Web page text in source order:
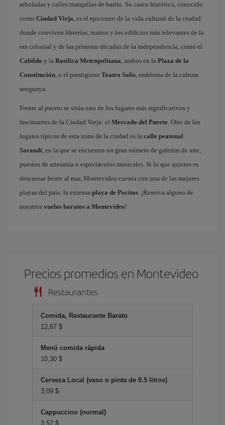
arboladas y calles tranquilas de barrio. Su casco histórico, conocido
como Ciudad Vieja, es el epicentro de la vida cultural de la ciudad
donde conviven librerías, teatros y los edificios más relevantes de la
era colonial y de las primeras décadas de la independencia, como el
Cabildo y la Basílica Metropolitana, ambos en la Plaza de la
Constitución, o el prestigioso Teatro Solís, emblema de la cultura
uruguaya.
Frente al puerto se sitúa uno de los lugares más significativos y
fascinantes de la Ciudad Vieja: el Mercado del Puerto. Otro de los
lugares típicos de esta zona de la ciudad es la calle peatonal
Sarandí, en la que se encuentra un gran número de galerías de arte,
puestos de artesanía o espectáculos musicales. Si lo que quieres es
descansar frente al mar, Montevideo cuenta con una de las mejores
playas del país: la extensa playa de Pocitos. ¡Reserva alguno de
nuestros vuelos baratos a Montevideo!
Precios promedios en Montevideo
Restaurantes
Comida, Restaurante Barato
12,87 $
Menú comida rápida
10,30 $
Cerveza Local (vaso o pinta de 0.5 litros)
3,09 $
Cappuccino (normal)
3,57 $